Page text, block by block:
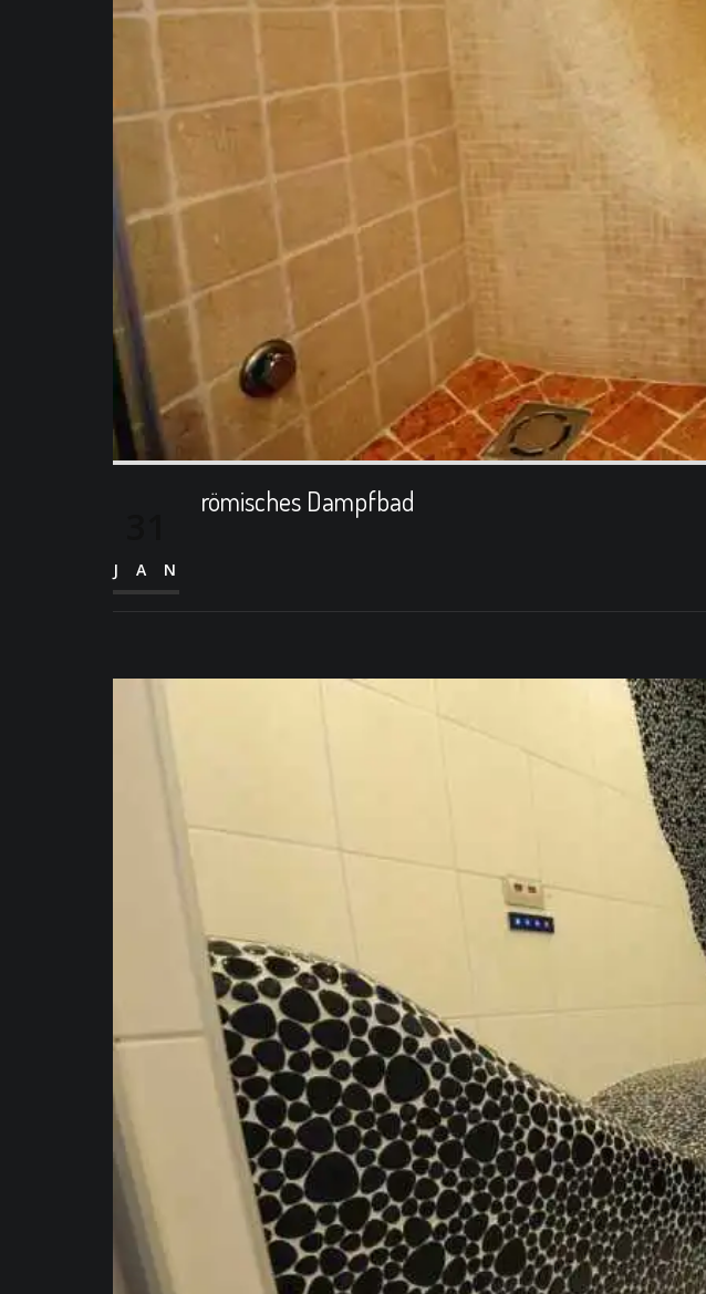
JAN
römisches Dampfbad